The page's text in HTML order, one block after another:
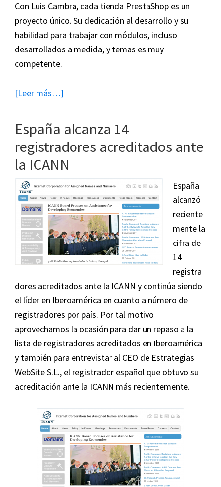
Con Luis Cambra, cada tienda PrestaShop es un
proyecto único. Su dedicación al desarrollo y su
habilidad para trabajar con módulos, incluso
desarrollados a medida, y temas es muy
competente.
[Leer más…]
Conoce
a
Luis
Cambra,
el
de
PrestaShop
España alcanza 14
registradores acreditados ante
la ICANN
España
alcanzó
reciente
mente la
cifra de
14
registra
dores acreditados ante la ICANN y continúa siendo
el líder en Iberoamérica en cuanto a número de
registradores por país. Por tal motivo
aprovechamos la ocasión para dar un repaso a la
lista de registradores acreditados en Iberoamérica
y también para entrevistar al CEO de Estrategias
WebSite S.L., el registrador español que obtuvo su
acreditación ante la ICANN más recientemente.